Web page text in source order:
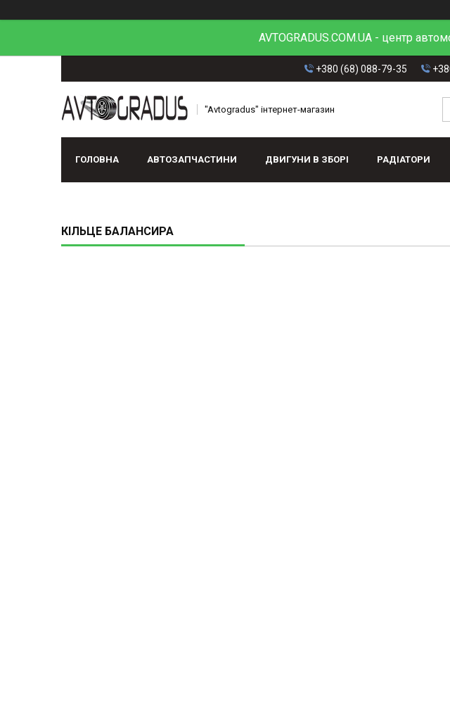
AVTOGRADUS.COM.UA - центр
+380 (68) 088-79-35
"Avtogradus" інтернет-магазин
ГОЛОВНА АВТОЗАПЧАСТИНИ ДВИГУНИ В ЗБОРІ РАДІАТОРИ
КІЛЬЦЕ БАЛАНСИРА